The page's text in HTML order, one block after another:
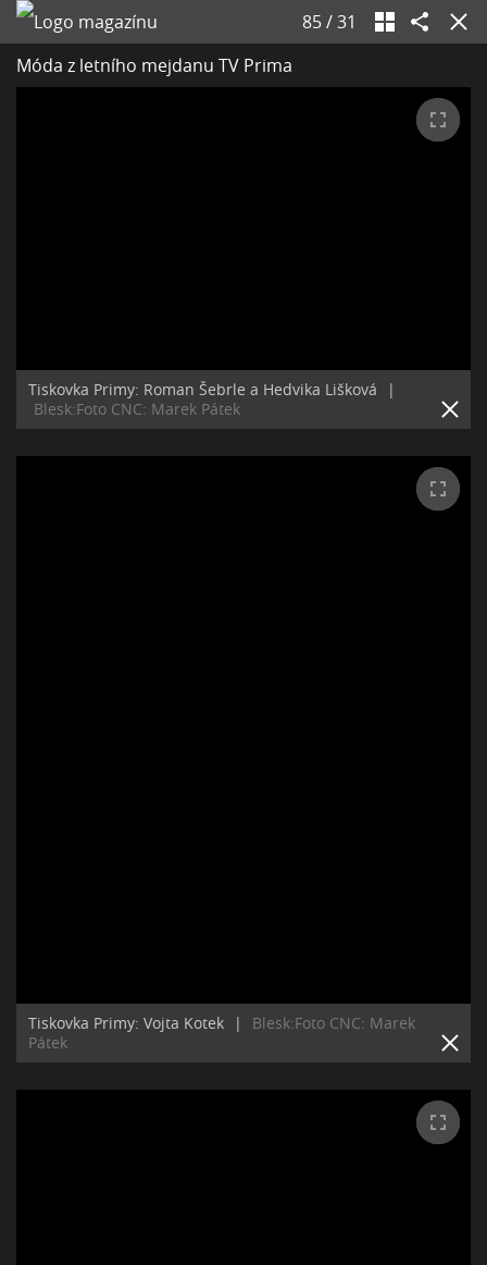
85/31
Móda z letního mejdanu TV Prima
Tiskovka Primy: Roman Šebrle a Hedvika Lišková
|
Blesk:Foto CNC: Marek Pátek
Tiskovka Primy: Vojta Kotek |
Blesk:Foto CNC: Marek
Pátek